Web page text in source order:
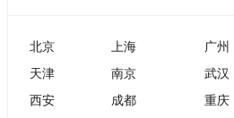
北京 上海 广州
天津
南京 武汉
西安
成都 重庆